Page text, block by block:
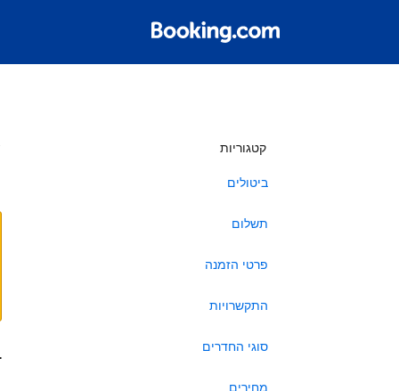
קטגוריות
ביטולים
תשלום
פרטי הזמנה
התקשרויות
סוגי החדרים
מחירים